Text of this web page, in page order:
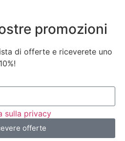
promozioni
di offerte e riceverete uno
sulla privacy
offerte